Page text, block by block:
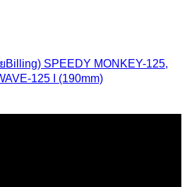
SPEEDY MONKEY-125,
125 I (190mm)